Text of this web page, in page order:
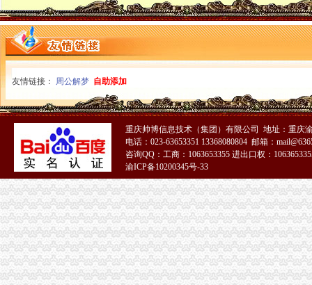
浦口区工商局核发全区张一元公司营业执照
1元注册公司
1元零付可注册广州公司【今日推荐网-广州工商/税务/财务】
工商登记制度改革满月北京注册两家“1元公司”-万象-古汉台网
0元注册公司
0元代办宁波公司|在线工商查询|流程费用|新政策—QZHUCE宁波注
0元注册公司代办工商全套手续-聊城58同城
重庆一元注册公司
【图】投资基金公司与基金管理公司注册条件（安l77lo7663l3_重庆公
重庆市招标投标综合网_重庆市渝南自来水有限公司2016年度“一户一
重庆0元注册公司
重庆都尚装修有限公司-土巴兔装修网
荣威荣威550高优惠0万元,重庆世纪沪力汽车销售服务有限公司,
重庆免费注册公司
重庆冰盈注册安全工程师事务所有限公司
重庆九龙坡商标注册找哪个公司？_第1页_重庆E线广告设计策划_职场
免费注册公司
徐州专业免费公司注册_徐州商务服务-徐州-苏北信息港
代理记账,新公司注册来电咨询免费,免费,免费注册-襄58同城
友情链接： 周公解梦 自助添加
重庆帅博信息技术（集团）有限公司 地址：重庆
电话：023-63653351 13368080804 邮箱：
咨询QQ：工商：1063653355 进出口权：
渝ICP备10200345号-33